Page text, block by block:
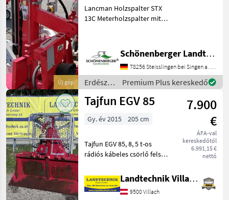
Schreiner
Új gép
Lancman Holzspalter STX
13C Meterholzspalter mit
Gelenkwelle Lancman
Holzspalter STX 13C
Meterholzspalter mit
Zapfwellenantrieb G
Schönenberger Landtechnik OHG
78256 Steisslingen bei Singen a. Htwl.
Erdészeti
és
faipari
Lancman
Premium Plus kereskedő
Tajfun EGV 85
7.900
€
ÁFA-val
kereskedőtől
6.991,15 €
nettó
Gy. év 2015 205 cm
Tajfun EGV 85, 8, 5 t-os
rádiós kábeles csörlő felső
görgővel, műanyag kábel
párhuzamos kampóval,
kábelcsúszóval,
Landtechnik Villach GmbH
9500 Villach